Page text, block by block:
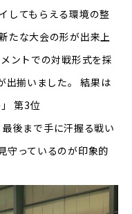
してもらえる環境の整
たな大会の形が出来上
ントでの対戦形式を採
出揃いました。 結果は
第3位
最後まで手に汗握る戦い
守っているのが印象的